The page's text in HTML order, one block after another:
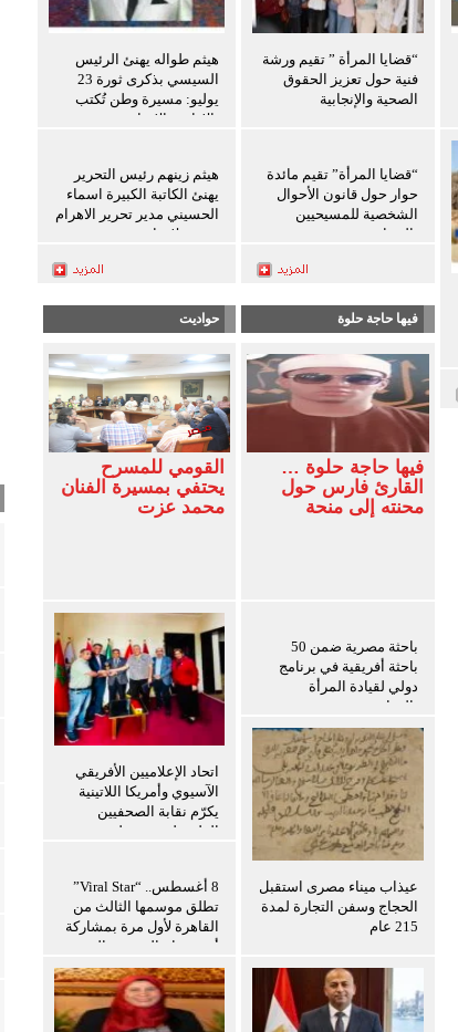
“قضايا المرأة ” تقيم ورشة
فنية حول تعزيز الحقوق
الصحية والإنجابية
“قضايا المرأة” تقيم مائدة
حوار حول قانون الأحوال
الشخصية للمسيحيين
بالمنيا
هيثم طواله يهنئ الرئيس
السيسي بذكرى ثورة 23
يوليو: مسيرة وطن تُكتب
بالإرادة والإنجاز
هيثم زينهم رئيس التحرير
يهنئ الكاتبة الكبيرة اسماء
الحسيني مدير تحرير الاهرام
بعيد ميلادها
فيها حاجة حلوة
فيها حاجة حلوة …
القارئ فارس حول
محنته إلى منحة
باحثة مصرية ضمن 50
باحثة أفريقية في برنامج
دولي لقيادة المرأة
بالزراعة
عيذاب ميناء مصرى استقبل
الحجاج وسفن التجارة لمدة
215 عام
حواديت
القومي للمسرح
يحتفي بمسيرة الفنان
محمد عزت
اتحاد الإعلاميين الأفريقي
الآسيوي وأمريكا اللاتينية
يكرّم نقابة الصحفيين
الفلسطينيين ويعلن توسيع
8 أغسطس.. “Viral Star”
تطلق موسمها الثالث من
القاهرة لأول مرة بمشاركة
أبرز صناع المحتوى العرب